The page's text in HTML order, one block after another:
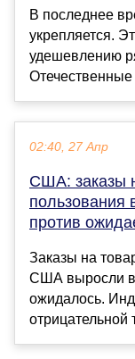
В последнее
укрепляется.
удешевлению
Отечественные
02:40, 27 Апр
США: заказы
пользования
против
Заказы на
США выросли в
ожидалось.
отрицательной